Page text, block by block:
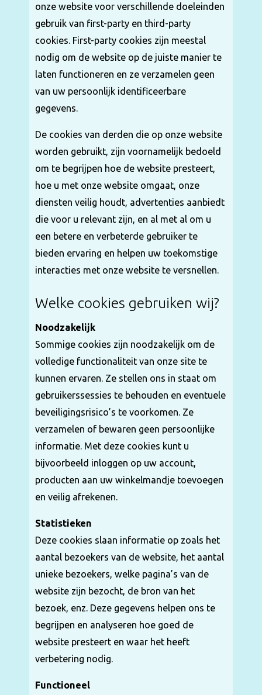
onze website voor verschillende doeleinden
gebruik van first-party en third-party
cookies. First-party cookies zijn meestal
nodig om de website op de juiste manier te
laten functioneren en ze verzamelen geen
van uw persoonlijk identificeerbare
gegevens.
De cookies van derden die op onze website
worden gebruikt, zijn voornamelijk bedoeld
om te begrijpen hoe de website presteert,
hoe u met onze website omgaat, onze
diensten veilig houdt, advertenties aanbiedt
die voor u relevant zijn, en al met al om u
een betere en verbeterde gebruiker te
bieden ervaring en helpen uw toekomstige
interacties met onze website te versnellen.
Welke cookies gebruiken wij?
Noodzakelijk
Sommige cookies zijn noodzakelijk om de
volledige functionaliteit van onze site te
kunnen ervaren. Ze stellen ons in staat om
gebruikerssessies te behouden en eventuele
beveiligingsrisico’s te voorkomen. Ze
verzamelen of bewaren geen persoonlijke
informatie. Met deze cookies kunt u
bijvoorbeeld inloggen op uw account,
producten aan uw winkelmandje toevoegen
en veilig afrekenen.
Statistieken
Deze cookies slaan informatie op zoals het
aantal bezoekers van de website, het aantal
unieke bezoekers, welke pagina’s van de
website zijn bezocht, de bron van het
bezoek, enz. Deze gegevens helpen ons te
begrijpen en analyseren hoe goed de
website presteert en waar het heeft
verbetering nodig.
Functioneel